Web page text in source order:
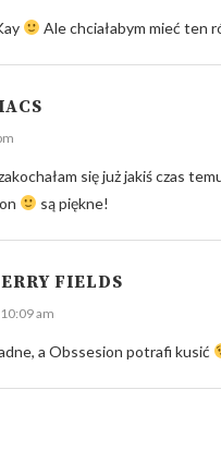
Ale chciałabym mieć ten
się już jakiś czas
są piękne!
FIELDS
am
a Obssesion potrafi kusić